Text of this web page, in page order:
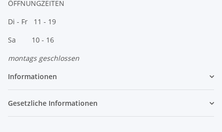
ÖFFNUNGZEITEN
Di - Fr 11 - 19
Sa 10 - 16
montags geschlossen
Informationen
Gesetzliche Informationen